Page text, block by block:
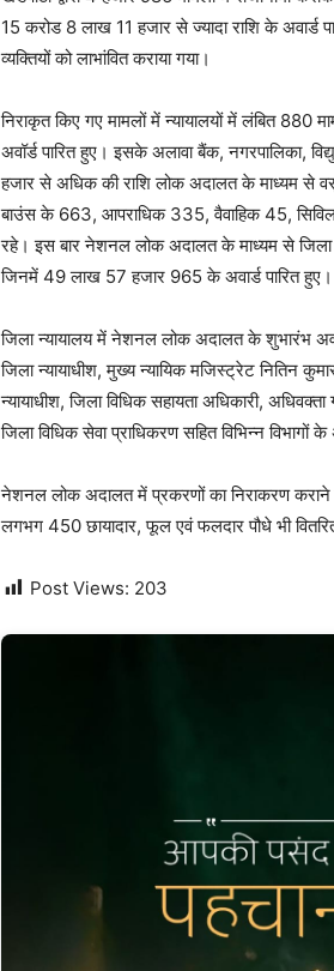
15 करोड 8 लाख 11 हजार से ज्यादा राशि के
व्यक्तियों को लाभांवित कराया गया।
निराकृत किए गए मामलों में न्यायालयों में लंबित
अवॉर्ड पारित हुए। इसके अलावा बैंक, नगरपालिका,
हजार से अधिक की राशि लोक अदालत के माध्यम से
बाउंस के 663, आपराधिक 335, वैवाहिक 45,
रहे। इस बार नेशनल लोक अदालत के माध्यम से जिला
जिनमें 49 लाख 57 हजार 965 के अवार्ड पारित हुए।
जिला न्यायालय में नेशनल लोक अदालत के शुभारंभ
जिला न्यायाधीश, मुख्य न्यायिक मजिस्ट्रेट नितिन
न्यायाधीश, जिला विधिक सहायता अधिकारी,
जिला विधिक सेवा प्राधिकरण सहित विभिन्न विभागों
नेशनल लोक अदालत में प्रकरणों का निराकरण कराने
लगभग 450 छायादार, फूल एवं फलदार पौधे भी
Post Views: 203